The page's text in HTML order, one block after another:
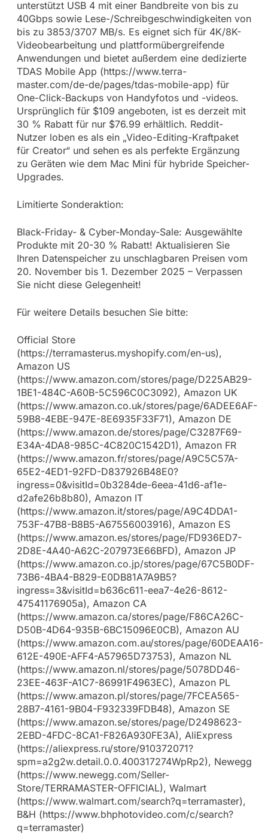
unterstützt USB 4 mit einer Bandbreite von bis zu
40Gbps sowie Lese-/Schreibgeschwindigkeiten von
bis zu 3853/3707 MB/s. Es eignet sich für 4K/8K-
Videobearbeitung und plattformübergreifende
Anwendungen und bietet außerdem eine dedizierte
TDAS Mobile App (https://www.terra-
master.com/de-de/pages/tdas-mobile-app) für
One-Click-Backups von Handyfotos und -videos.
Ursprünglich für $109 angeboten, ist es derzeit mit
30 % Rabatt für nur $76.99 erhältlich. Reddit-
Nutzer loben es als ein „Video-Editing-Kraftpaket
für Creator“ und sehen es als perfekte Ergänzung
zu Geräten wie dem Mac Mini für hybride Speicher-
Upgrades.
Limitierte Sonderaktion:
Black-Friday- & Cyber-Monday-Sale: Ausgewählte
Produkte mit 20-30 % Rabatt! Aktualisieren Sie
Ihren Datenspeicher zu unschlagbaren Preisen vom
20. November bis 1. Dezember 2025 – Verpassen
Sie nicht diese Gelegenheit!
Für weitere Details besuchen Sie bitte:
Official Store
(https://terramasterus.myshopify.com/en-us),
Amazon US
(https://www.amazon.com/stores/page/D225AB29-
1BE1-484C-A60B-5C596C0C3092), Amazon UK
(https://www.amazon.co.uk/stores/page/6ADEE6AF-
59B8-4EBE-947E-8E6935F33F71), Amazon DE
(https://www.amazon.de/stores/page/C3287F69-
E34A-4DA8-985C-4C820C1542D1), Amazon FR
(https://www.amazon.fr/stores/page/A9C5C57A-
65E2-4ED1-92FD-D837926B48E0?
ingress=0&visitId=0b3284de-6eea-41d6-af1e-
d2afe26b8b80), Amazon IT
(https://www.amazon.it/stores/page/A9C4DDA1-
753F-47B8-B8B5-A67556003916), Amazon ES
(https://www.amazon.es/stores/page/FD936ED7-
2D8E-4A40-A62C-207973E66BFD), Amazon JP
(https://www.amazon.co.jp/stores/page/67C5B0DF-
73B6-4BA4-B829-E0DB81A7A9B5?
ingress=3&visitId=b636c611-eea7-4e26-8612-
47541176905a), Amazon CA
(https://www.amazon.ca/stores/page/F86CA26C-
D50B-4D64-935B-6BC15096E0CB), Amazon AU
(https://www.amazon.com.au/stores/page/60DEAA16-
612E-490E-AFF4-A57965D73753), Amazon NL
(https://www.amazon.nl/stores/page/5078DD46-
23EE-463F-A1C7-86991F4963EC), Amazon PL
(https://www.amazon.pl/stores/page/7FCEA565-
28B7-4161-9B04-F932339FDB48), Amazon SE
(https://www.amazon.se/stores/page/D2498623-
2EBD-4FDC-8CA1-F826A930FE3A), AliExpress
(https://aliexpress.ru/store/910372071?
spm=a2g2w.detail.0.0.400317274WpRp2), Newegg
(https://www.newegg.com/Seller-
Store/TERRAMASTER-OFFICIAL), Walmart
(https://www.walmart.com/search?q=terramaster),
B&H (https://www.bhphotovideo.com/c/search?
q=terramaster)